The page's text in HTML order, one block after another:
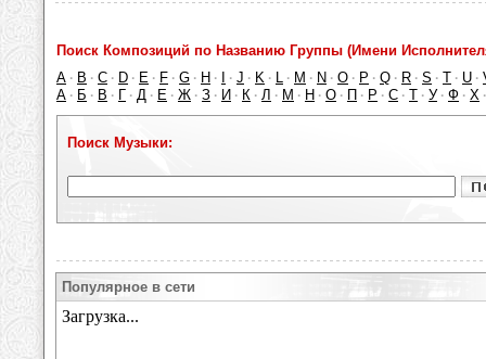
Поиск Композиций по Названию Группы (Имени
A · B · C · D · E · F · G · H · · J · K · L · M · N · O · P · Q · R · S · T · U ·
А · Б · В · Г · Д · Е · Ж · З · И · К · Л · М · Н · О · П · Р · С · Т · У · Ф · Х
Поиск Музыки:
Популярное в сети